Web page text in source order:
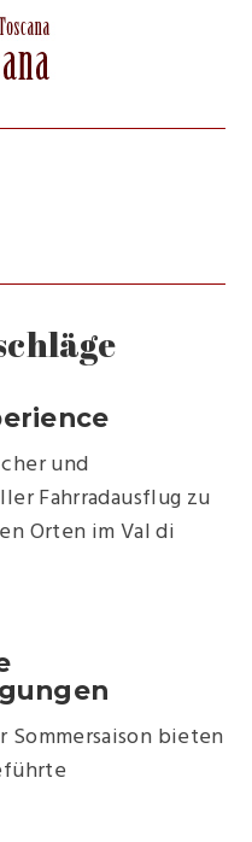
und
Fahrradausflug zu
Orten im Val di
Sommersaison bieten